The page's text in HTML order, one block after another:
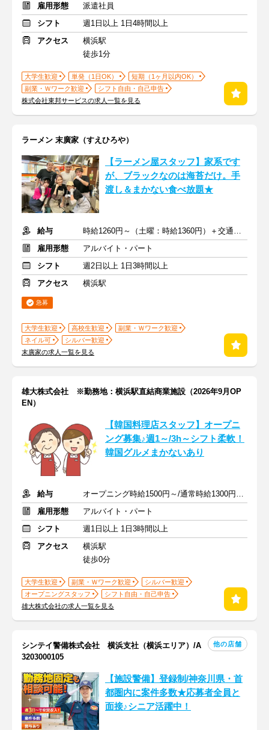
雇用形態
派遣社員
シフト
週1日以上 1日4時間以上
アクセス
横浜駅
徒歩1分
大学生歓迎 単発（1日OK）
短期（1ヶ月以内OK）
副業・Ｗワーク歓迎
シフト自由・自己申告
株式会社東邦サービスの求人一覧を見る
ラーメン 末廣家（すえひろや）
【ラーメン屋スタッフ】家系です
が、ブラックなのは海苔だけ。手
渡し＆まかない食べ放題★
給与
雇用形態
アルバイト・パート
シフト
週2日以上 1日3時間以上
アクセス
横浜駅
急募
大学生歓迎 高校生歓迎
副業・Ｗワーク歓迎
ネイル可
シルバー歓迎
末廣家の求人一覧を見る
雄大株式会社 ※勤務地：横浜駅直結商業施設（2026年9月OP
EN）
【韓国料理店スタッフ】オープニ
ング募集♪週1～/3h～シフト柔軟！
韓国グルメまかないあり
給与
雇用形態
アルバイト・パート
シフト
週1日以上 1日3時間以上
アクセス
横浜駅
徒歩0分
大学生歓迎 副業・Ｗワーク歓迎
シルバー歓迎
オープニングスタッフ
シフト自由・自己申告
雄大株式会社の求人一覧を見る
シンテイ警備株式会社 横浜支社（横浜エリア）/A
3203000105
他の店舗
【施設警備】登録制/神奈川県・首
都圏内に案件多数★応募者全員と
面接♪シニア活躍中！